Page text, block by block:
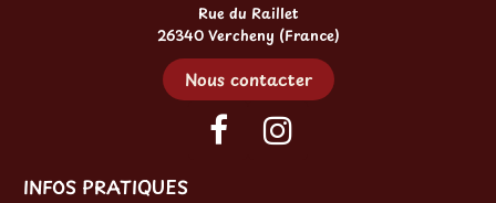
Rue du Raillet
26340 Vercheny (France)
Nous contacter
INFOS PRATIQUES